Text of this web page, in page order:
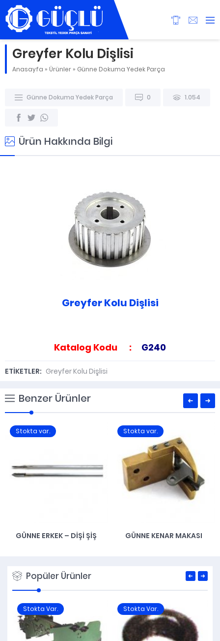
Greyfer Kolu Dişlisi
Anasayfa » Ürünler » Günne Dokuma Yedek Parça
Günne Dokuma Yedek Parça 0 1.054
Ürün Hakkında Bilgi
Greyfer Kolu Dişlisi
Katalog Kodu : G240
ETİKETLER: Greyfer Kolu Dişlisi
Benzer Ürünler
Stokta var.
GÜNNE ERKEK – DIŞI ŞIŞ
Stokta var.
GÜNNE KENAR MAKASI
Popüler Ürünler
Stokta Var. Stokta Var.